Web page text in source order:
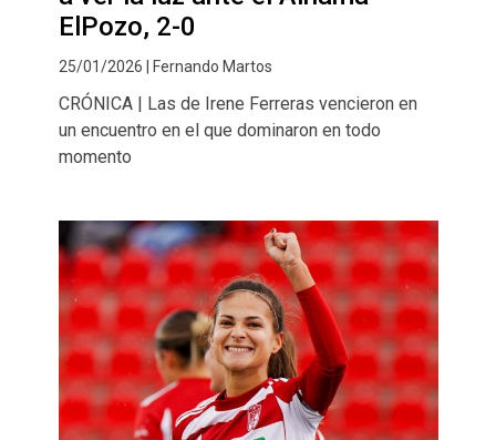
ElPozo, 2-0
25/01/2026 | Fernando Martos
CRÓNICA | Las de Irene Ferreras vencieron en
un encuentro en el que dominaron en todo
momento